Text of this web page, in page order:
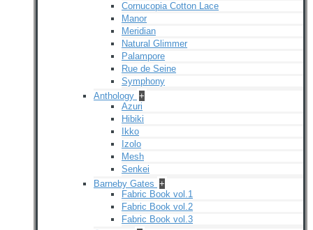
Cornucopia Cotton Lace
Manor
Meridian
Natural Glimmer
Palampore
Rue de Seine
Symphony
Anthology +
Azuri
Hibiki
Ikko
Izolo
Mesh
Senkei
Barneby Gates +
Fabric Book vol.1
Fabric Book vol.2
Fabric Book vol.3